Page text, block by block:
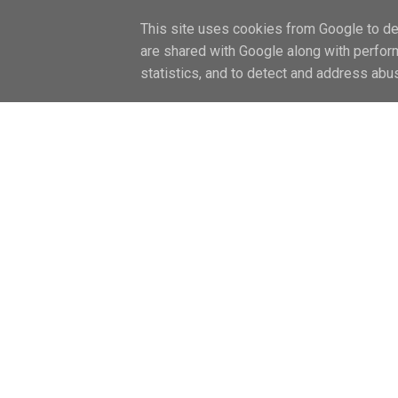
FŐOLDAL / HOME LIFESTYLE
This site uses cookies from Google to
are shared with Google along with
statistics, and to detect and address